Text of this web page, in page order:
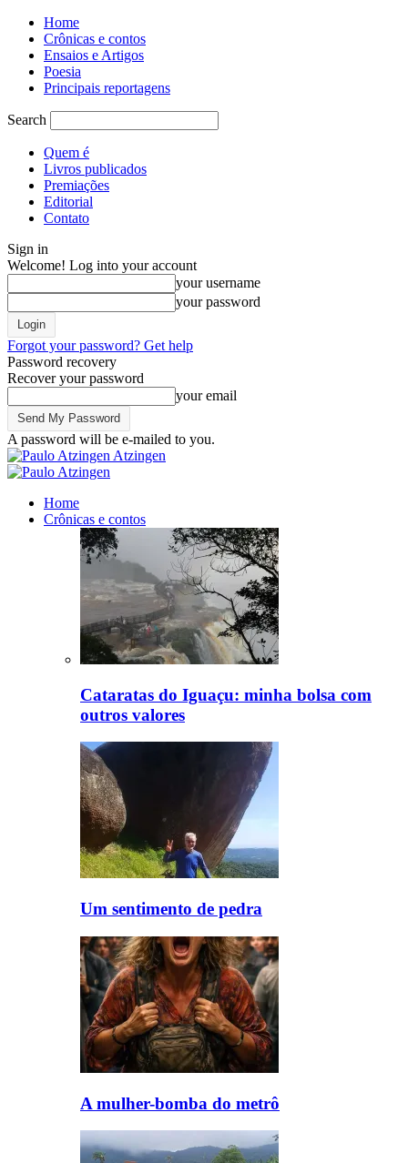
Home
Crônicas e contos
Ensaios e Artigos
Poesia
Principais reportagens
Search
Quem é
Livros publicados
Premiações
Editorial
Contato
Sign in
Welcome! Log into your account
your username
your password
Forgot your password? Get help
Password recovery
Recover your password
your email
A password will be e-mailed to you.
Atzingen
Home
Crônicas e contos
Cataratas do Iguaçu: minha bolsa com
outros valores
Um sentimento de pedra
A mulher-bomba do metrô